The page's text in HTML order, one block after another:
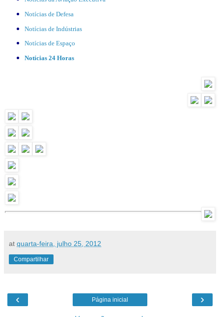
Notícias de Defesa
Notícias de Indústrias
Notícias de Espaço
Notícias 24 Horas
at quarta-feira, julho 25, 2012
Compartilhar
‹ ›
Página inicial